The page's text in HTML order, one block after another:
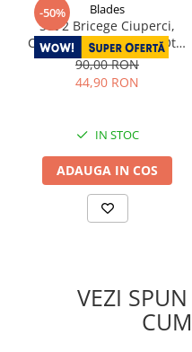
-50% Blades
Set 2 Bricege Ciuperci,
Camping & Drumetie, Otel
Inoxidabil, Maner Rose
Wood, Perie Curatare
90,00 RON
44,90 RON
IN STOC
ADAUGA IN COS
VEZI